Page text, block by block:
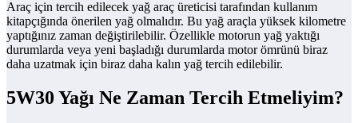
Araç için tercih edilecek yağ araç üreticisi tarafından kullanım
kitapçığında önerilen yağ olmalıdır. Bu yağ araçla yüksek kilometre
yaptığınız zaman değiştirilebilir. Özellikle motorun yağ yaktığı
durumlarda veya yeni başladığı durumlarda motor ömrünü biraz
daha uzatmak için biraz daha kalın yağ tercih edilebilir.
5W30 Yağı Ne Zaman Tercih Etmeliyim?